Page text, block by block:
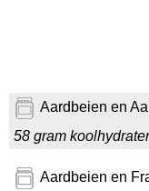
Aardbeien en
58 gram
Aardbeien en